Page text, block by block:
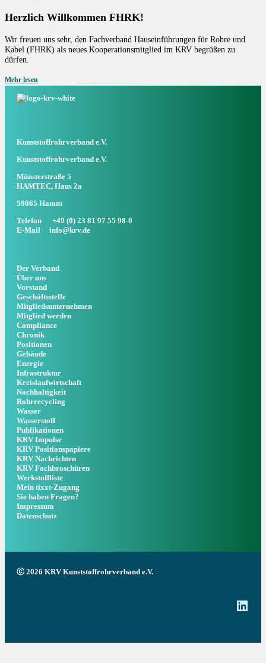
Source: KRV
Herzlich Willkommen FHRK!
Wir freuen uns sehr, den Fachverband Hauseinführungen für Rohre und
Kabel (FHRK) als neues Kooperationsmitglied im KRV begrüßen zu
dürfen.
Mehr lesen
Kunststoffrohrverband e.V.
Kunststoffrohrverband e.V.
Münsterstraße 5
HAMTEC, Haus 2a
59065 Hamm
Telefon
+49 (0) 23 81 97 55 98-0
E-Mail
info@krv.de
Der Verband
Über uns
Vorstand
Geschäftsstelle
Mitgliedsunternehmen
Mitglied werden
Compliance
Chronik
Positionen
Gebäude
Energie
Infrastruktur
Kreislaufwirtschaft
Nachhaltigkeit
Rohrrecycling
Wasser
Wasserstoff
Publikationen
KRV Impulse
KRV Positionspapiere
KRV Nachrichten
KRV Fachbroschüren
Werkstoffliste
Mein tixxt-Zugang
Sie haben Fragen?
Impressum
Datenschutz
ⓒ 2026 KRV Kunststoffrohrverband e.V.